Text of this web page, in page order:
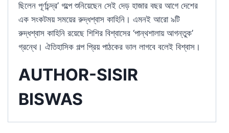
ছিলেন পূর্ণচন্দ্র’ গল্পে শুনিয়েছেন সেই দেড় হাজার বছর আগে দেশের
এক সংকটময় সময়ের রুদ্ধশ্বাস কাহিনি। এমনই আরো ৯টি
রুদ্ধশ্বাস কাহিনি রয়েছে শিশির বিশ্বাসের ‘পান্থশালায় আগন্তুক’
গ্রন্থে। ঐতিহাসিক গল্প প্রিয় পাঠকের ভাল লাগবে বলেই বিশ্বাস।
AUTHOR-SISIR
BISWAS